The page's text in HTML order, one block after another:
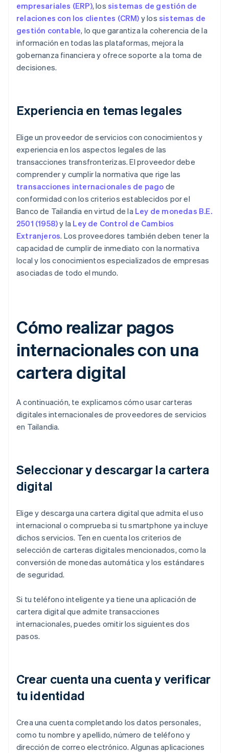
empresariales (ERP), lossistemas de gestión de
relaciones con los clientes (CRM) y lossistemas de
gestión contable, lo que garantiza la coherencia de la
información en todas las plataformas, mejora la
gobernanza financiera y ofrece soporte a la toma de
decisiones.
Experiencia en temas legales
Elige un proveedor de servicios con conocimientos y
experiencia en los aspectos legales de las
transacciones transfronterizas. El proveedor debe
comprender y cumplir la normativa que rige las
transacciones internacionales de pago de
conformidad con los criterios establecidos por el
Banco de Tailandia en virtud de la Ley de monedas B.E.
2501 (1958)y la Ley de Control de Cambios
Extranjeros. Los proveedores también deben tener la
capacidad de cumplir de inmediato con la normativa
local y los conocimientos especializados de empresas
asociadas de todo el mundo.
Cómo realizar pagos
internacionales con una
cartera digital
A continuación, te explicamos cómo usar carteras
digitales internacionales de proveedores de servicios
en Tailandia.
Seleccionar y descargar la cartera
digital
Elige y descarga una cartera digital que admita el uso
internacional o comprueba si tu smartphone ya incluye
dichos servicios. Ten en cuenta los criterios de
selección de carteras digitales mencionados, como la
conversión de monedas automática y los estándares
de seguridad.
Si tu teléfono inteligente ya tiene una aplicación de
cartera digital que admite transacciones
internacionales, puedes omitir los siguientes dos
pasos.
Crear cuenta una cuenta y verificar
tu identidad
Crea una cuenta completando los datos personales,
como tu nombre y apellido, número de teléfono y
dirección de correo electrónico. Algunas aplicaciones